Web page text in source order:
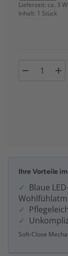
Lieferzeit: ca. 3
Inhalt: 1 Stück
Ihre Vorteile
Blaue
Soft-Close